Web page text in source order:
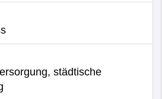
städtische